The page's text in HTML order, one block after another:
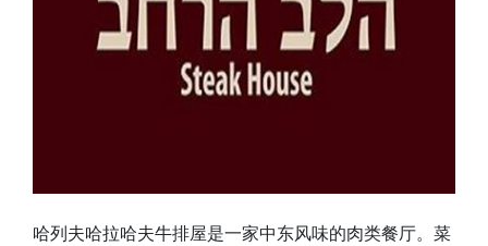
哈列夫哈拉哈夫牛排屋是一家中东风味的肉类餐厅。菜